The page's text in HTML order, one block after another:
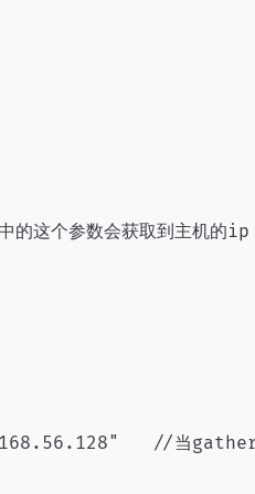
个参数会获取到主机的ip
//当